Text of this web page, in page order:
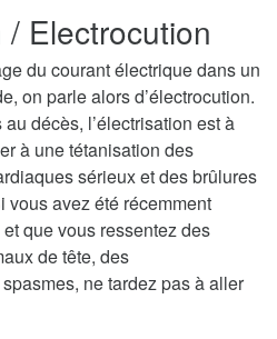
Electrocution
du courant électrique dans un
on parle alors d’électrocution.
décès, l’électrisation est à
à une tétanisation des
sérieux et des brûlures
avez été récemment
que vous ressentez des
de tête, des
ne tardez pas à aller